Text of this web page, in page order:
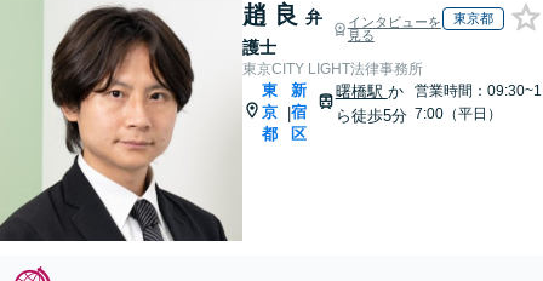
趙 良 弁
護士
インタビューを
見る
東京都
東京CITY LIGHT法律事務所
東
京
都
|
新
宿
区
曙橋駅 か
ら徒歩5分
営業時間：09:30~1
7:00（平日）